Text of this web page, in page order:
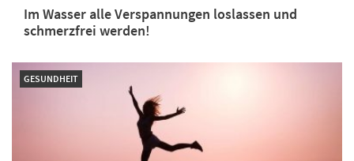
Im Wasser alle Verspannungen loslassen und
schmerzfrei werden!
GESUNDHEIT